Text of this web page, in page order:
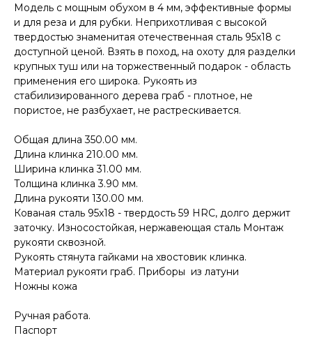
Модель с мощным обухом в 4 мм, эффективные формы
и для реза и для рубки. Неприхотливая с высокой
твердостью знаменитая отечественная сталь 95х18 с
доступной ценой. Взять в поход, на охоту для разделки
крупных туш или на торжественный подарок - область
применения его широка. Рукоять из
стабилизированного дерева граб - плотное, не
пористое, не разбухает, не растрескивается.
Общая длина 350.00 мм.​
Длина клинка 210.00 мм.​
Ширина клинка 31.00 мм.​
Толщина клинка 3.90 мм.​
Длина рукояти 130.00 мм.​
Кованая сталь 95х18 - твердость 59 HRC, долго держит
заточку. Износостойкая, нержавеющая сталь Монтаж
рукояти сквозной.​
Рукоять стянута гайками на хвостовик клинка.
Материал рукояти граб. Приборы ​ из латуни
Ножны кожа
Ручная работа.​
Паспорт